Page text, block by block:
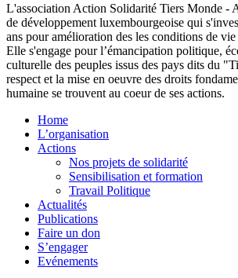
L'association Action Solidarité Tiers Monde -
de développement luxembourgeoise qui
ans pour amélioration des les conditions de
Elle s'engage pour l’émancipation politique,
culturelle des peuples issus des pays dits du
respect et la mise en oeuvre des droits
humaine se trouvent au coeur de ses actions.
Home
L’organisation
Actions
Nos projets de solidarité
Sensibilisation et formation
Travail Politique
Actualités
Publications
Faire un don
S’engager
Evénements